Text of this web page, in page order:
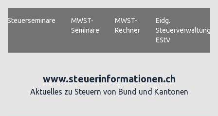
Steuerseminare
MWST-
Seminare
MWST-
Rechner
Eidg.
Steuerverwaltung
EStV
www.steuerinformationen.ch
Aktuelles zu Steuern von Bund und Kantonen